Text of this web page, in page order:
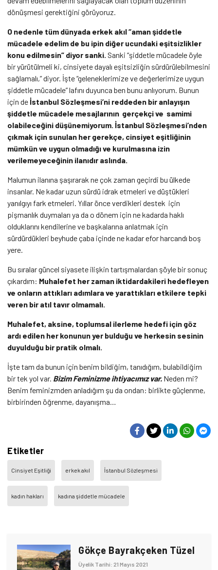
dönüşmesi gerektiğini görüyoruz.
O nedenle tüm dünyada erkek akıl “aman şiddetle
mücadele edelim de bu ipin diğer ucundaki eşitsizlikler
konu edilmesin” diyor sanki. Sanki “şiddetle mücadele öyle
bir yürütülmeli ki, cinsiyete dayalı eşitsizliğin sürdürülebilmesini
sağlamalı,” diyor. İşte “geleneklerimize ve değerlerimize uygun
şiddetle mücadele” lafını duyunca ben bunu anlıyorum. Bunun
için deİstanbul Sözleşmesi’ni reddeden bir anlayışın
şiddetle mücadele mesajlarının gerçekçi ve samimi
olabileceğini düşünemiyorum. İstanbul Sözleşmesi’nden
çıkmak için sunulan her gerekçe, cinsiyet eşitliğinin
mümkün ve uygun olmadığı ve kurulmasına izin
verilemeyeceğinin ilanıdır aslında.
Malumun ilanına şaşırarak ne çok zaman geçirdi bu ülkede
insanlar. Ne kadar uzun sürdü idrak etmeleri ve düştükleri
yanılgıyı fark etmeleri. Yıllar önce verdikleri destek için
pişmanlık duymaları ya da o dönem için ne kadarda haklı
olduklarını kendilerine ve başkalarına anlatmak için
sürdürdükleri beyhude çaba içinde ne kadar efor harcandı boş
yere.
Bu sıralar güncel siyasete ilişkin tartışmalardan şöyle bir sonuç
çıkardım: Muhalefet her zaman iktidardakileri hedefleyen
ve onların attıkları adımlara ve yarattıkları etkilere tepki
veren bir atıl tavır olmamalı.
Muhalefet, aksine, toplumsal ilerleme hedefi için göz
ardı edilen her konunun yer bulduğu ve herkesin sesinin
duyulduğu bir pratik olmalı.
İşte tam da bunun için benim bildiğim, tanıdığım, bulabildiğim
bir tek yol var. Bizim Feminizme ihtiyacımız var. Neden mi?
Benim feminizmden anladığım şu da ondan: birlikte güçlenme,
birbirinden öğrenme, dayanışma…
Etiketler
Cinsiyet Eşitliği erkek akıl İstanbul Sözleşmesi
kadın hakları kadına şiddetle mücadele
Gökçe Bayrakçeken Tüzel
Üyelik Tarihi: 21 Mayıs 2021